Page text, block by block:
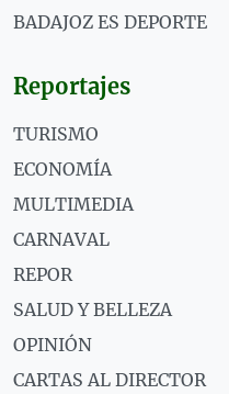
BADAJOZ ES DEPORTE
Reportajes
TURISMO
ECONOMÍA
MULTIMEDIA
CARNAVAL
REPOR
SALUD Y BELLEZA
OPINIÓN
CARTAS AL DIRECTOR